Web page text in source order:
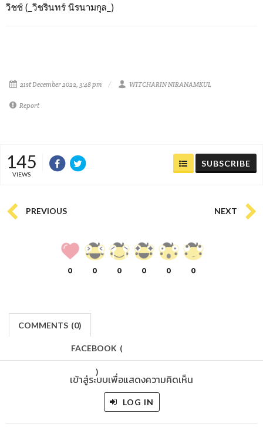
วิชช์ (_วิชรินทร์ นิรนามกุล_)
21st December 2022, 3:48 pm WITCHARIN NIRANAMKUL
Report
145
VIEWS
SUBSCRIBE
PREVIOUS NEXT
0 0 0 0 0 0
COMMENTS (0)
FACEBOOK (
)
เข้าสู่ระบบเพื่อแสดงความคิดเห็น
LOG IN